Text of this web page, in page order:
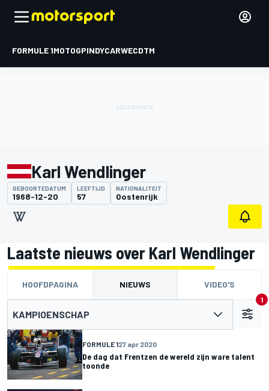
FORMULE 1MOTOGPINDYCARWECDTM
Karl Wendlinger
GEBOORTEDATUM
1968-12-20
LEEFTIJD
57
NATIONALITEIT
Oostenrijk
Laatste nieuws over Karl Wendlinger
HOOFDPAGINA NIEUWS VIDEO'S
KAMPIOENSCHAP
1
FORMULE 127 apr 2020
De dag dat Frentzen de wereld zijn ware talent
toonde